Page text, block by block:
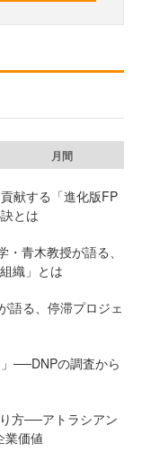
月間
献する「進化版FP
とは
青木教授が語る、
織」とは
語る、停滞プロジェ
──DNPの調査から
方──アトラシアン
業価値